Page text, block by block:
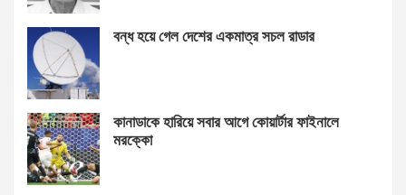
বন্ধ হয়ে গেল দেশের একমাত্র সচল রাডার
কানাডাকে হারিয়ে সবার আগে কোয়ার্টার ফাইনালে
মরক্কো